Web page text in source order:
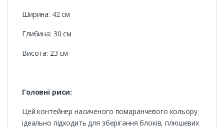
Ширина: 42 см
Глибина: 30 см
Висота: 23 см
Головні риси:
Цей контейнер насиченого помаранчевого кольору
ідеально підходить для зберігання блоків, плюшевих